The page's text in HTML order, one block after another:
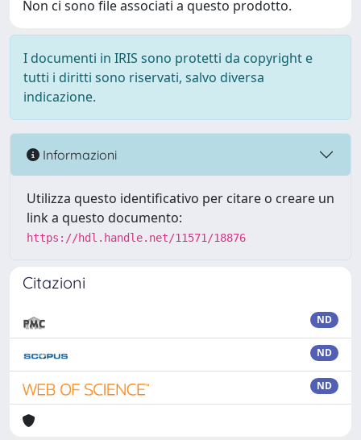
Non ci sono file associati a questo prodotto.
I documenti in IRIS sono protetti da copyright e
tutti i diritti sono riservati, salvo diversa
indicazione.
Informazioni
Utilizza questo identificativo per citare o creare un
link a questo documento:
https://hdl.handle.net/11571/18876
Citazioni
ND
ND
ND